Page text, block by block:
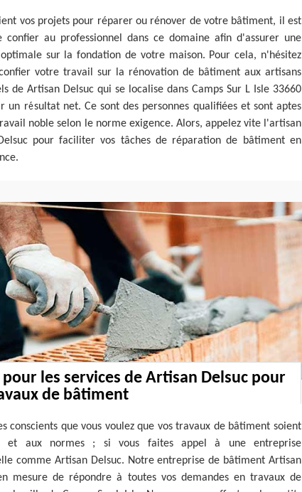
vos projets pour réparer ou rénover de votre bâtiment, il est
confier au professionnel dans ce domaine afin d'assurer une
sur la fondation de votre maison. Pour cela, n'hésitez
votre travail sur la rénovation de bâtiment aux artisans
de Artisan Delsuc qui se localise dans Camps Sur L Isle 33660
un résultat net. Ce sont des personnes qualifiées et sont aptes
noble selon le norme exigence. Alors, appelez vite l'artisan
pour faciliter vos tâches de réparation de bâtiment en
les services de Artisan Delsuc pour
de bâtiment
conscients que vous voulez que vos travaux de bâtiment soient
et aux normes ; si vous faites appel à une entreprise
comme Artisan Delsuc. Notre entreprise de bâtiment Artisan
mesure de répondre à toutes vos demandes en travaux de